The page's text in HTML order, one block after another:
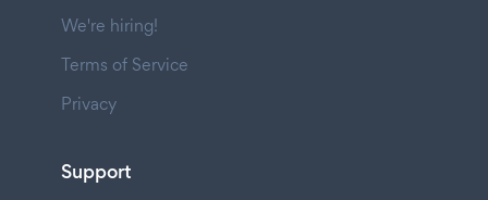
We're hiring!
Terms of Service
Privacy
Support